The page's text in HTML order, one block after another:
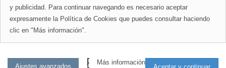
y publicidad. Para continuar navegando es necesario aceptar
expresamente la Política de Cookies que puedes consultar haciendo
clic en "Más información".
Más información
PREFERENCIAS